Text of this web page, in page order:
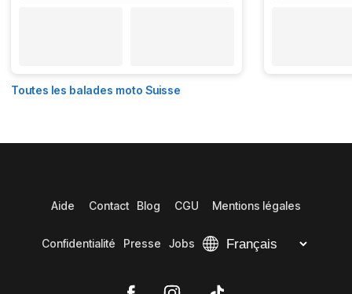
Toutes les balades moto Suisse
Aide Contact Blog CGU Mentions légales
Confidentialité Presse Jobs